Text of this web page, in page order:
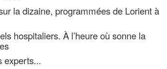
la dizaine, programmées de Lorient à
hospitaliers. À l’heure où sonne la
experts...